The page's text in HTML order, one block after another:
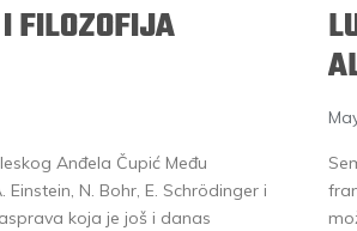
FILOZOFIJA
Anđela Čupić Među
N. Bohr, E. Schrödinger i
koja je još i danas